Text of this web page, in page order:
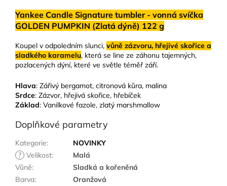
Yankee Candle Signature tumbler - vonná svíčka
GOLDEN PUMPKIN (Zlatá dýně) 122 g
Koupel v odpoledním slunci, vůně zázvoru, hřejivé skořice a
sladkého karamelu, která se line ze záhonu tajemných,
pozlacených dýní, které ve světle téměř září.
Hlava: Zářivý bergamot, citronová kůra, malina
Srdce: Zázvor, hřejivá skořice, hřebíček
Základ: Vanilkové fazole, zlatý marshmallow
Doplňkové parametry
Kategorie:
NOVINKY
? Velikost:
Malá
Vůně:
Sladká a kořeněná
Barva:
Oranžová